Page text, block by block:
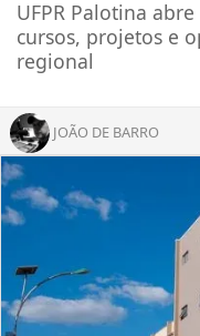
UFPR Palotina
cursos, projetos e
regional
JOÃO DE BARRO